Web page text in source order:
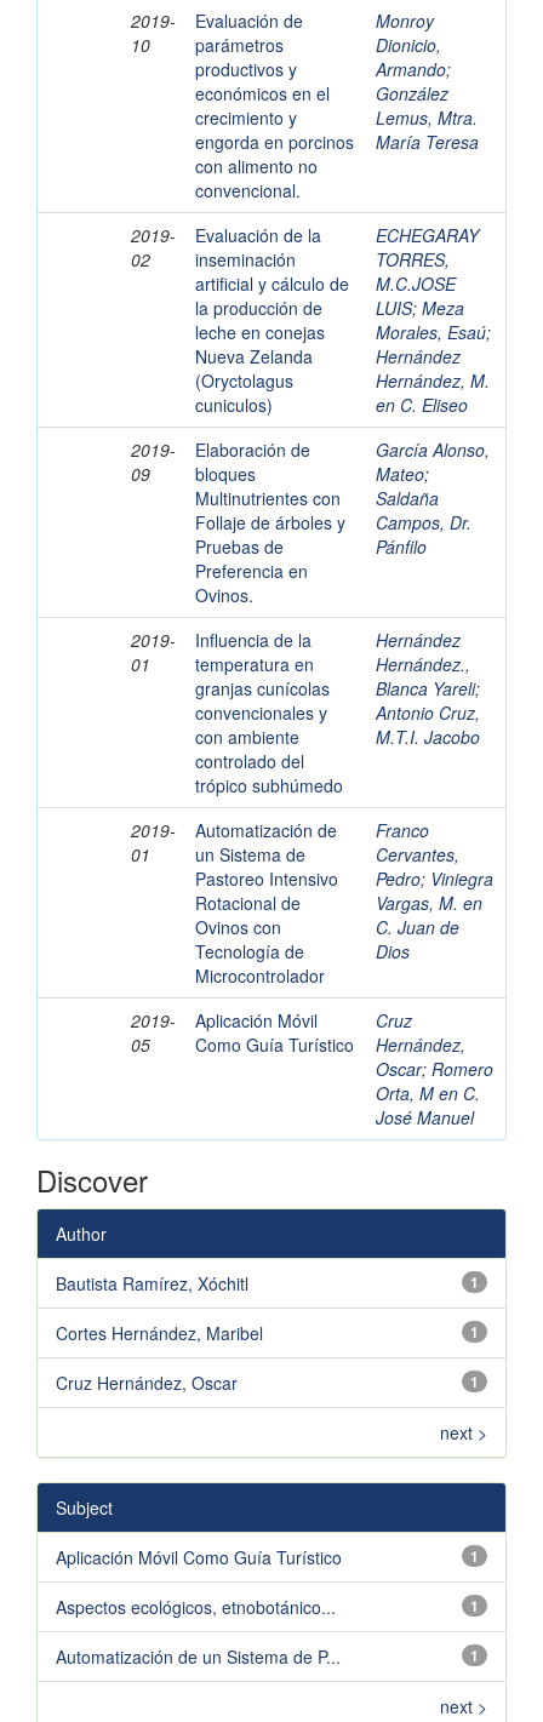
2019-
10
Evaluación de
parámetros
productivos y
económicos en el
crecimiento y
engorda en porcinos
con alimento no
convencional.
Monroy
Dionicio,
Armando;
González
Lemus, Mtra.
María Teresa
2019-
02
Evaluación de la
inseminación
artificial y cálculo de
la producción de
leche en conejas
Nueva Zelanda
(Oryctolagus
cuniculos)
ECHEGARAY
TORRES,
M.C.JOSE
LUIS; Meza
Morales, Esaú;
Hernández
Hernández, M.
en C. Eliseo
2019-
09
Elaboración de
bloques
Multinutrientes con
Follaje de árboles y
Pruebas de
Preferencia en
Ovinos.
García Alonso,
Mateo;
Saldaña
Campos, Dr.
Pánfilo
2019-
01
Influencia de la
temperatura en
granjas cunícolas
convencionales y
con ambiente
controlado del
trópico subhúmedo
Hernández
Hernández.,
Blanca Yareli;
Antonio Cruz,
M.T.I. Jacobo
2019-
01
Automatización de
un Sistema de
Pastoreo Intensivo
Rotacional de
Ovinos con
Tecnología de
Microcontrolador
Franco
Cervantes,
Pedro; Viniegra
Vargas, M. en
C. Juan de
Dios
2019-
05
Aplicación Móvil
Como Guía Turístico
Cruz
Hernández,
Oscar; Romero
Orta, M en C.
José Manuel
Discover
Author
1
Bautista Ramírez, Xóchitl
1
Cortes Hernández, Maribel
1
Cruz Hernández, Oscar
next >
Subject
1
Aplicación Móvil Como Guía Turístico
1
Aspectos ecológicos, etnobotánico...
1
Automatización de un Sistema de P...
next >